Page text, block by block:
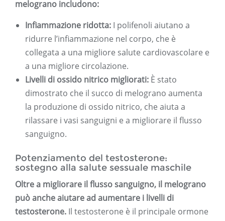
melograno includono:
Infiammazione ridotta: I polifenoli aiutano a
ridurre l’infiammazione nel corpo, che è
collegata a una migliore salute cardiovascolare e
a una migliore circolazione.
Livelli di ossido nitrico migliorati: È stato
dimostrato che il succo di melograno aumenta
la produzione di ossido nitrico, che aiuta a
rilassare i vasi sanguigni e a migliorare il flusso
sanguigno.
Potenziamento del testosterone:
sostegno alla salute sessuale maschile
Oltre a migliorare il flusso sanguigno, il melograno
può anche aiutare ad aumentare i livelli di
testosterone. Il testosterone è il principale ormone